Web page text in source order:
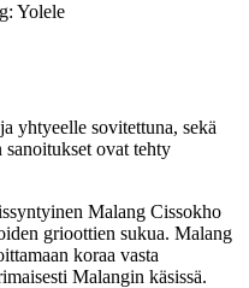
Yolele
yhtyeelle sovitettuna, sekä
ovat tehty
Malang Cissokho
grioottien sukua. Malang
koraa vasta
Malangin käsissä.